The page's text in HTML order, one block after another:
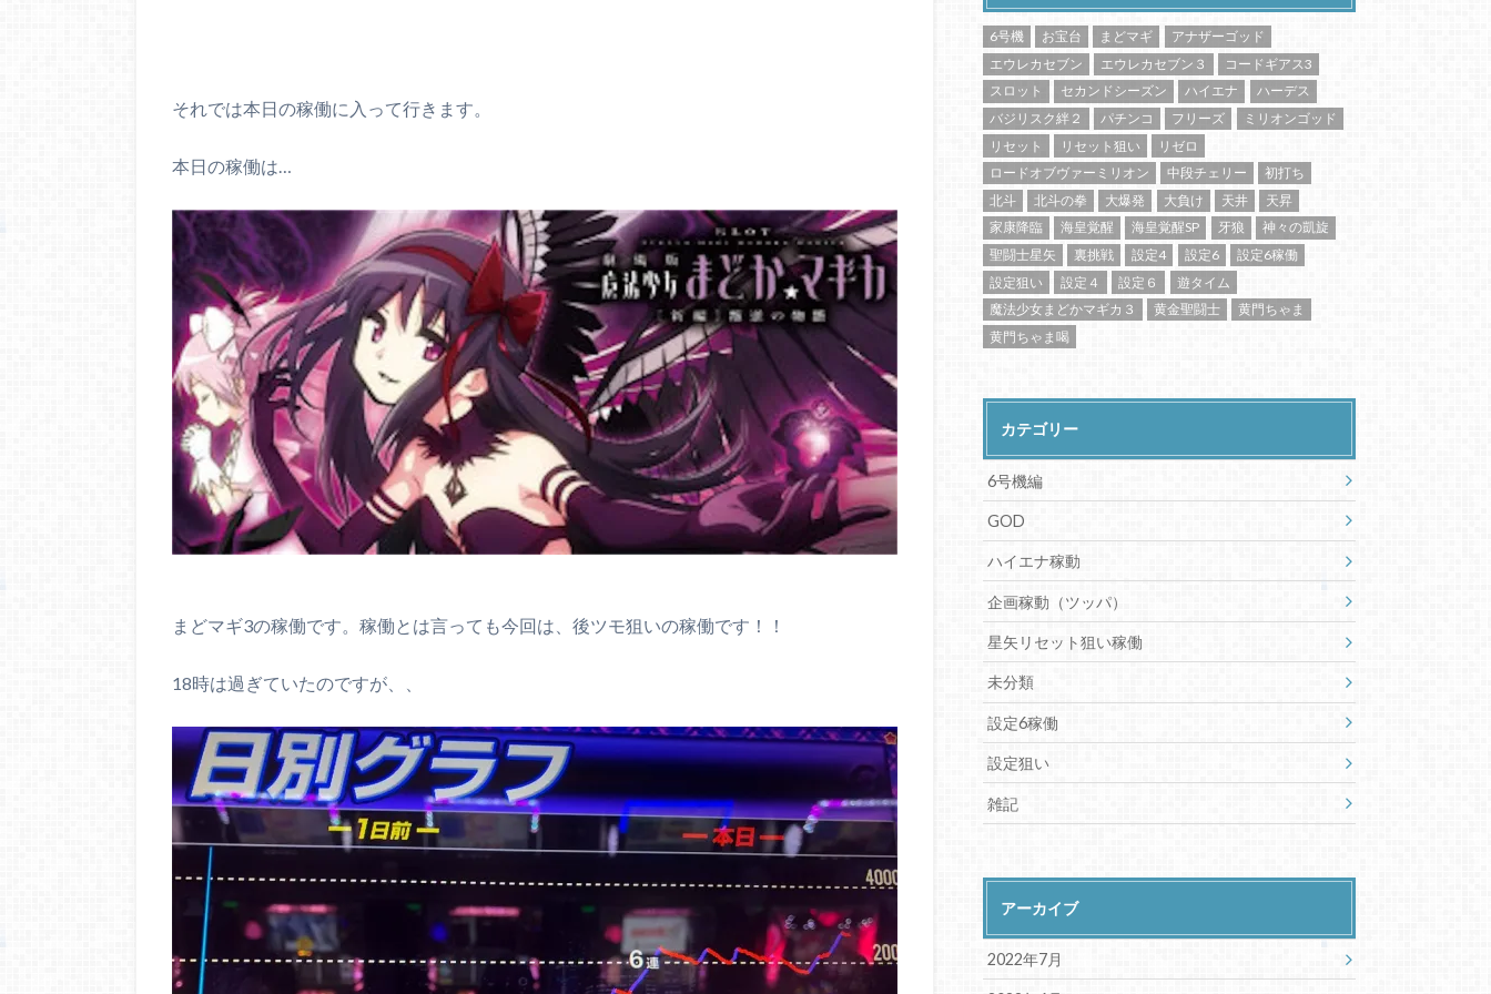
それでは本日の稼働に入って行きます。
本日の稼働は…
まどマギ3の稼働です。稼働とは言っても今回は、後ツモ狙いの稼働です！！
18時は過ぎていたのですが、、
6号機 お宝台 まどマギ
アナザーゴッド
エウレカセブン
エウレカセブン３
コードギアス3
スロット
セカンドシーズン ハイエナ
ハーデス
バジリスク絆２
パチンコ フリーズ
ミリオンゴッド
リセット
リセット狙い
リゼロ
ロードオブヴァーミリオン
中段チェリー
初打ち
北斗
北斗の拳 大爆発 大負け 天井
天昇
家康降臨
海皇覚醒 海皇覚醒SP 牙狼
神々の凱旋
聖闘士星矢
裏挑戦 設定4 設定6
設定6稼働
設定狙い
設定４ 設定６
遊タイム
魔法少女まどかマギカ３
黄金聖闘士
黄門ちゃま
黄門ちゃま喝
カテゴリー
6号機編
GOD
ハイエナ稼動
企画稼動（ツッパ）
星矢リセット狙い稼働
未分類
設定6稼働
設定狙い
雑記
アーカイブ
2022年7月